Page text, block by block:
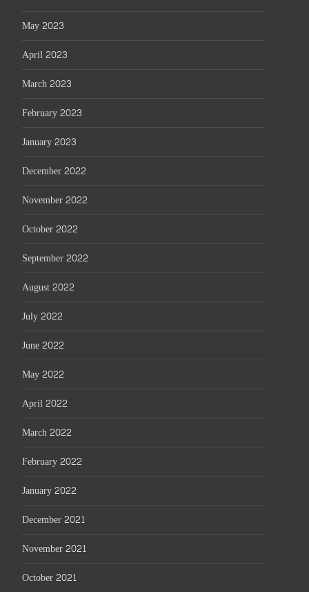
May 2023
April 2023
March 2023
February 2023
January 2023
December 2022
November 2022
October 2022
September 2022
August 2022
July 2022
June 2022
May 2022
April 2022
March 2022
February 2022
January 2022
December 2021
November 2021
October 2021